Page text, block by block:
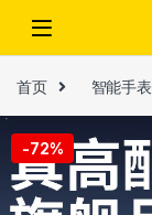
首页 智能手表
-72%